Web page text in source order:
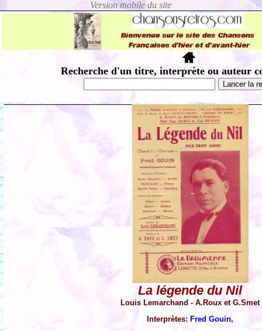
Recherche d'un titre, interprète ou auteur
La légende du Nil
Louis Lemarchand - A.Roux et G.Smet
Interprètes: Fred Gouin,